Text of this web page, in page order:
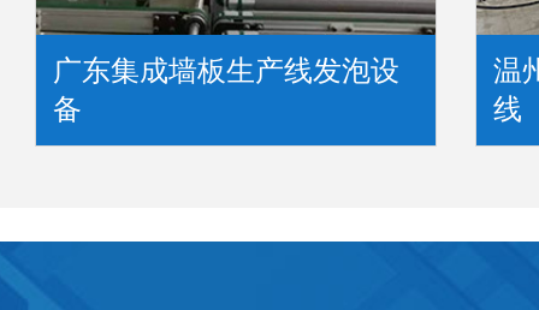
广东集成墙板生产线发泡设
备
温
线